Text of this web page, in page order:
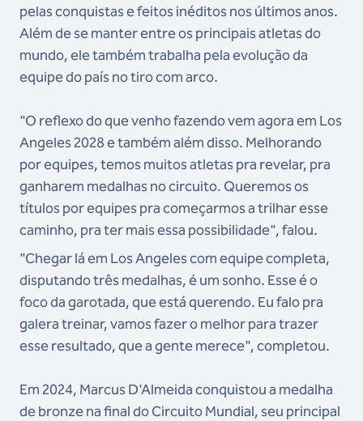
pelas conquistas e feitos inéditos nos últimos anos.
Além de se manter entre os principais atletas do
mundo, ele também trabalha pela evolução da
equipe do país no tiro com arco.
"O reflexo do que venho fazendo vem agora em Los
Angeles 2028 e também além disso. Melhorando
por equipes, temos muitos atletas pra revelar, pra
ganharem medalhas no circuito. Queremos os
títulos por equipes pra começarmos a trilhar esse
caminho, pra ter mais essa possibilidade", falou.
"Chegar lá em Los Angeles com equipe completa,
disputando três medalhas, é um sonho. Esse é o
foco da garotada, que está querendo. Eu falo pra
galera treinar, vamos fazer o melhor para trazer
esse resultado, que a gente merece", completou.
Em 2024, Marcus D'Almeida conquistou a medalha
de bronze na final do Circuito Mundial, seu principal